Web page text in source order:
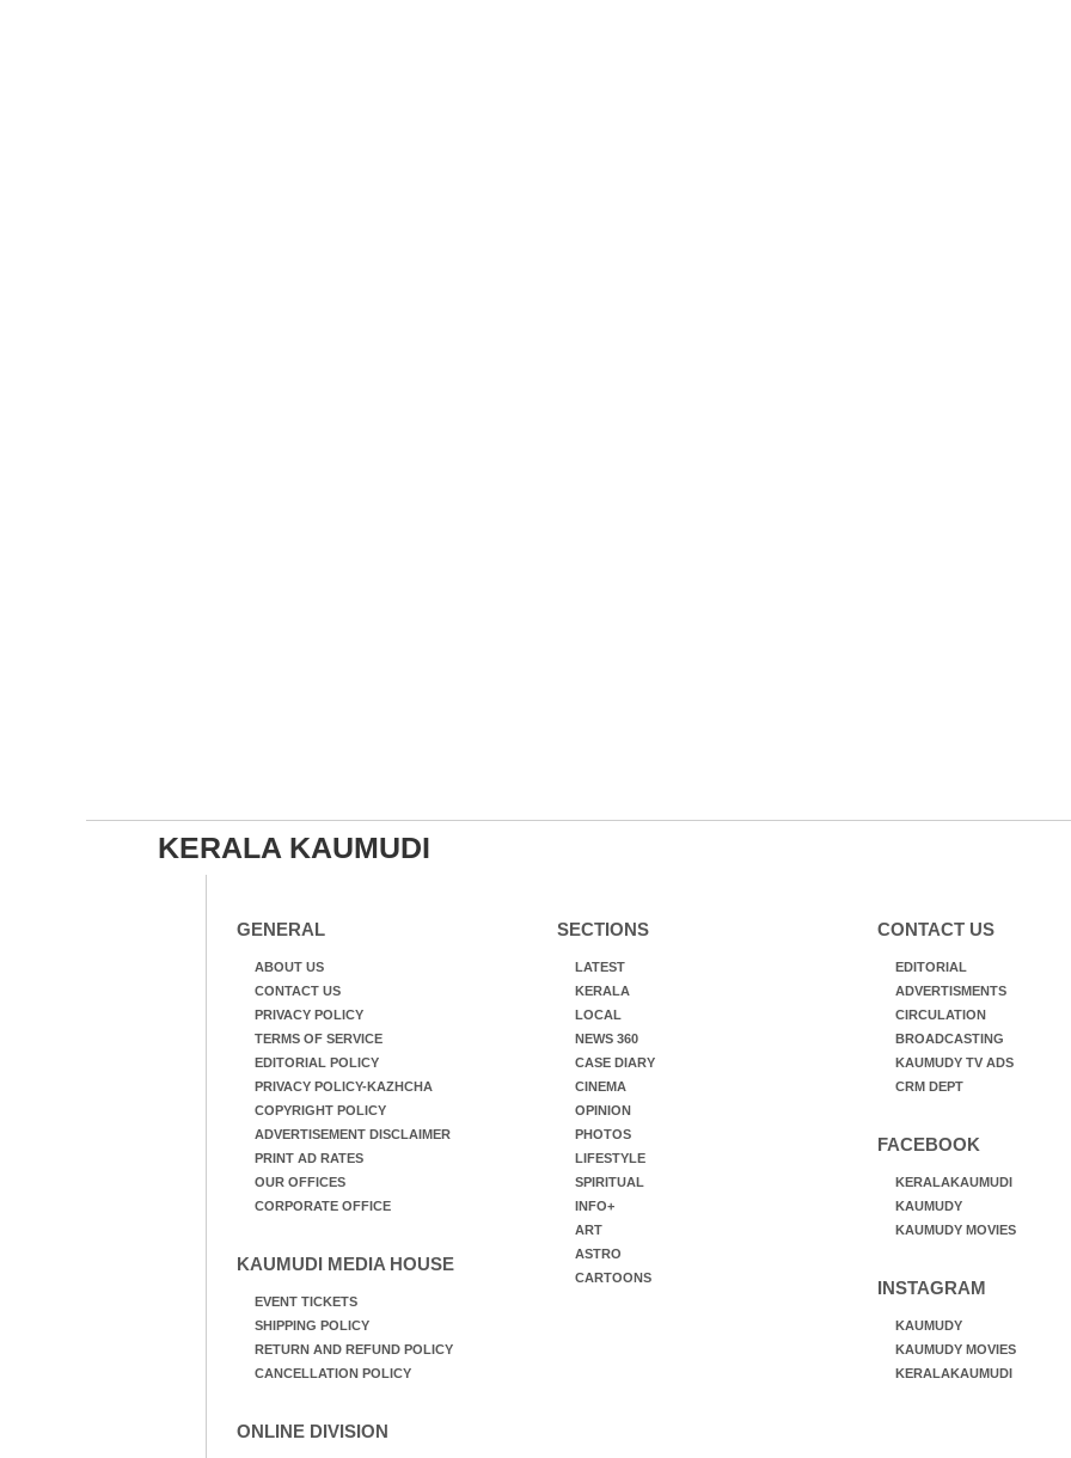
KERALA KAUMUDI
GENERAL
ABOUT US
CONTACT US
PRIVACY POLICY
TERMS OF SERVICE
EDITORIAL POLICY
PRIVACY POLICY-KAZHCHA
COPYRIGHT POLICY
ADVERTISEMENT DISCLAIMER
PRINT AD RATES
OUR OFFICES
CORPORATE OFFICE
KAUMUDI MEDIA HOUSE
EVENT TICKETS
SHIPPING POLICY
RETURN AND REFUND POLICY
CANCELLATION POLICY
ONLINE DIVISION
SECTIONS
LATEST
KERALA
LOCAL
NEWS 360
CASE DIARY
CINEMA
OPINION
PHOTOS
LIFESTYLE
SPIRITUAL
INFO+
ART
ASTRO
CARTOONS
CONTACT US
EDITORIAL
ADVERTISMENTS
CIRCULATION
BROADCASTING
KAUMUDY TV ADS
CRM DEPT
FACEBOOK
KERALAKAUMUDI
KAUMUDY
KAUMUDY MOVIES
INSTAGRAM
KAUMUDY
KAUMUDY MOVIES
KERALAKAUMUDI